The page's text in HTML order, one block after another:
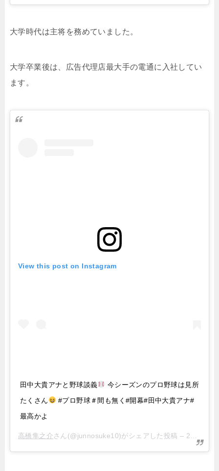
大学時代は主将を務めていました。
大学卒業後は、広告代理店最大手の電通に入社してい
ます。
View this post on Instagram
田中大貴アナと野球談義
今シーズンのプロ野球は見所
たくさん
#プロ野球＃間も無く#開幕#田中大貴アナ#
最高かよ
高橋隼之介さん(@junnosuke10)がシェアした投稿 – 2019年 3月月8日午前10時14分PST